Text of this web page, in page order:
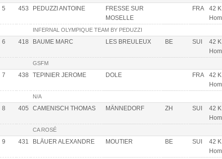
5 453 PEDUZZI ANTOINE
FRESSE SUR
MOSELLE
FRA
42
INFERNAL OLYMPIQUE TEAM BY PEDUZZI
6 418 BAUME MARC LES BREULEUX BE SUI
42
GSFM
7 438 TEPINIER JEROME DOLE FRA
42
N/A
8 405 CAMENISCH THOMAS MÄNNEDORF ZH SUI
42
CA ROSÉ
9 431 BLÄUER ALEXANDRE MOUTIER BE SUI
42